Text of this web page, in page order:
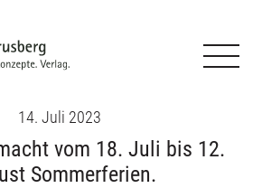
14. Juli 2023
vom 18. Juli bis 12.
Sommerferien.